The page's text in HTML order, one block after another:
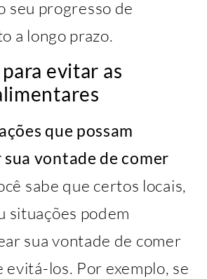
seu progresso de
a longo prazo.
evitar as
que possam
vontade de comer
sabe que certos locais,
situações podem
sua vontade de comer
evitá-los. Por exemplo, se